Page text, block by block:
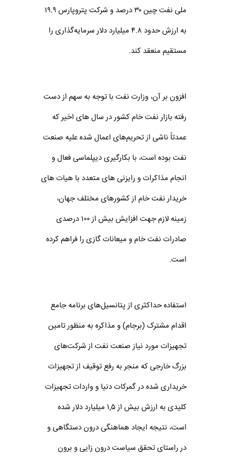
ملی نفت چین ۳۰ درصد و شرکت پتروپارس ۱۹.۹
به ارزش حدود ۴.۸ میلیارد دلار سرمایه‌گذاری را
مستقیم منعقد کند.
افزون بر آن، وزارت نفت با توجه به سهم از دست
رفته بازار نفت خام کشور در سال های اخیر که
عمدتاً ناشی از تحریم‌های اعمال شده علیه صنعت
نفت بوده است، با بکارگیری دیپلماسی فعال و
انجام مذاکرات و رایزنی های متعدد با هیات های
خریدار نفت خام از کشورهای مختلف جهان،
زمینه لازم جهت افزایش بیش از ۱۰۰ درصدی
صادرات نفت خام و میعانات گازی را فراهم کرده
است.
استفاده حداکثری از پتانسیل‌های برنامه جامع
اقدام مشترک (برجام) و مذاکره به منظور تامین
تجهیزات مورد نیاز صنعت نفت از شرکت‌های
بزرگ خارجی که منجر به رفع توقیف از تجهیزات
خریداری شده در گمرکات دنیا و واردات تجهیزات
کلیدی به ارزش بیش از ۱,۵ میلیارد دلار شده
است، نتیجه ایجاد هماهنگی درون دستگاهی و
در راستای تحقق سیاست درون زایی و برون